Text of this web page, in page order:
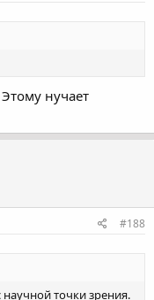
нучает
#188
точки зрения.